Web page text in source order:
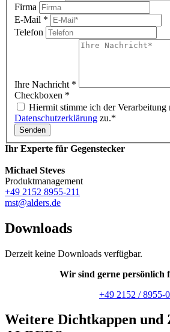
Firma
E-Mail *
Telefon
Ihre Nachricht *
Checkboxen *
Hiermit stimme ich der Verarbeitung
Datenschutzerklärung zu.*
Senden
Ihr Experte für Gegenstecker
Michael Steves
Produktmanagement
+49 2152 8955-211
mst@alders.de
Downloads
Derzeit keine Downloads verfügbar.
Wir sind gerne persönlich
+49 2152 / 8955-0
Weitere Dichtkappen und